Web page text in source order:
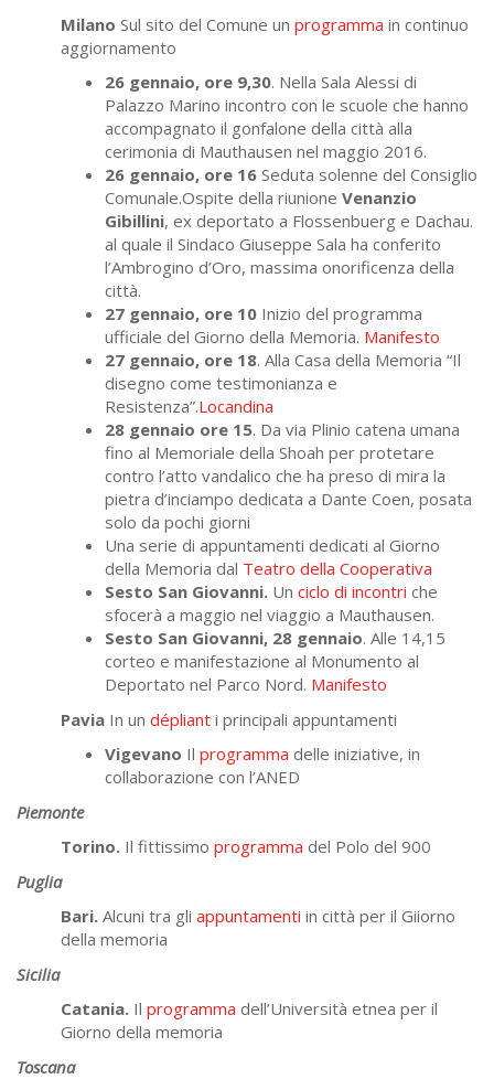
Milano Sul sito del Comune un programma in continuo
aggiornamento
26 gennaio, ore 9,30. Nella Sala Alessi di
Palazzo Marino incontro con le scuole che hanno
accompagnato il gonfalone della città alla
cerimonia di Mauthausen nel maggio 2016.
26 gennaio, ore 16 Seduta solenne del Consiglio
Comunale.Ospite della riunione Venanzio
Gibillini, ex deportato a Flossenbuerg e Dachau.
al quale il Sindaco Giuseppe Sala ha conferito
l’Ambrogino d’Oro, massima onorificenza della
città.
27 gennaio, ore 10 Inizio del programma
ufficiale del Giorno della Memoria. Manifesto
27 gennaio, ore 18. Alla Casa della Memoria “Il
disegno come testimonianza e
Resistenza”.Locandina
28 gennaio ore 15. Da via Plinio catena umana
fino al Memoriale della Shoah per protetare
contro l’atto vandalico che ha preso di mira la
pietra d’inciampo dedicata a Dante Coen, posata
solo da pochi giorni
Una serie di appuntamenti dedicati al Giorno
della Memoria dal Teatro della Cooperativa
Sesto San Giovanni. Un ciclo di incontri che
sfocerà a maggio nel viaggio a Mauthausen.
Sesto San Giovanni, 28 gennaio. Alle 14,15
corteo e manifestazione al Monumento al
Deportato nel Parco Nord. Manifesto
Pavia In un dépliant i principali appuntamenti
Vigevano Il programma delle iniziative, in
collaborazione con l’ANED
Piemonte
Torino. Il fittissimo programma del Polo del 900
Puglia
Bari. Alcuni tra gli appuntamenti in città per il Giiorno
della memoria
Sicilia
Catania. Il programma dell’Università etnea per il
Giorno della memoria
Toscana